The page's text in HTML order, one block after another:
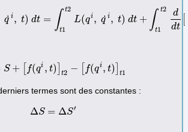
q
˙i, t) dt = ∫ t2
t1
L(qi, q
˙i , t) dt + ∫ t2
t1
d
dt
L′(q q i, t) dt ∫t 2L(qi, q ˙i, t) dt+ ∫t1 2d dt i, t)
S + f(qi , t) t2 − f(qi, t) ]t1
S′= +[f(qi, t)]t −[ f(q )]t1
termes sont des constantes :
ΔS = ΔS′
ΔS=ΔS′